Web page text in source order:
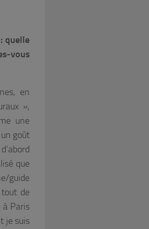
quelle
vous
en
»,
une
goût
que
guide
tout de
à Paris
je suis